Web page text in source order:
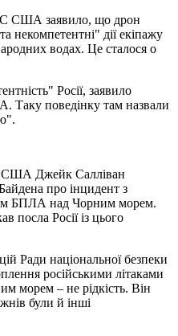
США заявило, що дрон
некомпетентні" дії екіпажу
водах. Це сталося о
Росії, заявило
Таку поведінку там назвали
США Джейк Салліван
про інцидент з
БПЛА над Чорним морем.
посла Росії із цього
Ради національної безпеки
російськими літаками
морем – не рідкість. Він
були й інші